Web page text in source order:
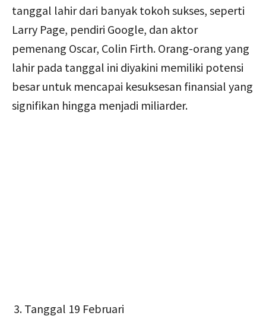
tanggal lahir dari banyak tokoh sukses, seperti
Larry Page, pendiri Google, dan aktor
pemenang Oscar, Colin Firth. Orang-orang yang
lahir pada tanggal ini diyakini memiliki potensi
besar untuk mencapai kesuksesan finansial yang
signifikan hingga menjadi miliarder.
Tanggal 19 Februari